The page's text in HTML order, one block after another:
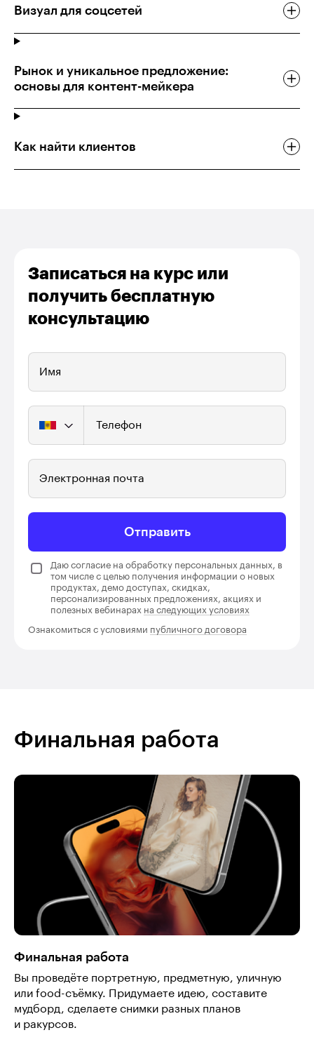
Визуал для соцсетей
Рынок и уникальное предложение:
основы для контент-мейкера
Как найти клиентов
Записаться на курс или
получить бесплатную
консультацию
Имя
Телефон
Электронная почта
Отправить
Даю согласие на обработку персональных данных, в
том числе с целью получения информации о новых
продуктах, демо доступах, скидках,
персонализированных предложениях, акциях и
полезных вебинарах на следующих условиях
Ознакомиться с условиями публичного договора
Финальная работа
Финальная работа
Вы проведёте портретную, предметную, уличную
или food-съёмку. Придумаете идею, составите
мудборд, сделаете снимки разных планов
и ракурсов.